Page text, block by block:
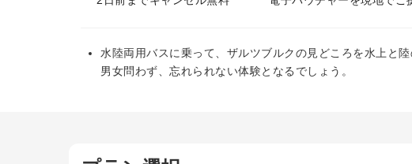
水陸両用バスに乗って、ザルツブルクの見どころを水上と
男女問わず、忘れられない体験となるでしょう。